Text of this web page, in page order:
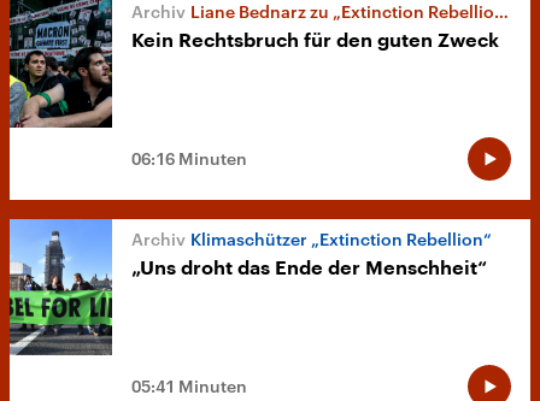
Liane Bednarz zu „Extinction Rebellion“
Kein Rechtsbruch für den guten Zweck
06:16 Minuten
Klimaschützer „Extinction Rebellion“
„Uns droht das Ende der Menschheit“
05:41 Minuten